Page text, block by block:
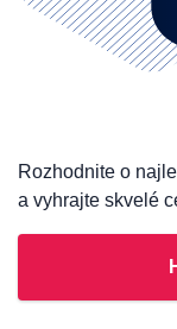
Rozhodnite o
a vyhrajte skvelé